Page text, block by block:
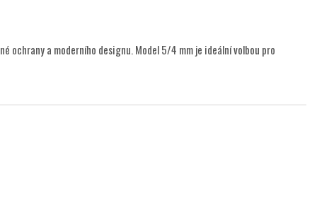
ochrany a moderního designu. Model 5/4 mm je ideální volbou pro